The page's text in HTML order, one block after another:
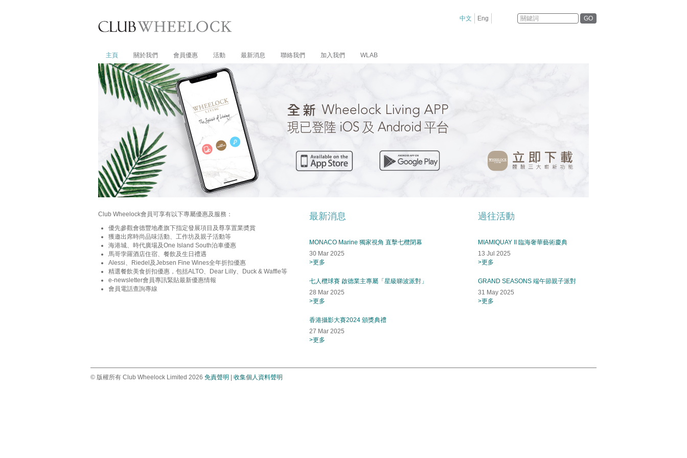
中文 Eng GO
主頁 關於我們 會員優惠 活動 最新消息 聯絡我們 加入我們 WLAB
Club Wheelock會員可享有以下專屬優惠及服務：
優先參觀會德豐地產旗下指定發展項目及尊享置業奬賞
獲邀出席時尚品味活動、工作坊及親子活動等
海港城、時代廣場及One Island South泊車優惠
馬哥孛羅酒店住宿、餐飲及生日禮遇
Alessi、Riedel及Jebsen Fine Wines全年折扣優惠
精選餐飲美食折扣優惠，包括ALTO、Dear Lilly、Duck & Waffle等
e-newsletter會員專訊緊貼最新優惠情報
會員電話查詢專線
最新消息
MONACO Marine 獨家視角 直擊七欖閉幕
30 Mar 2025
>更多
七人欖球賽 啟德業主專屬「星級睇波派對」
28 Mar 2025
>更多
香港攝影大賽2024 頒獎典禮
27 Mar 2025
>更多
過往活動
MIAMIQUAY II 臨海奢華藝術慶典
13 Jul 2025
>更多
GRAND SEASONS 端午節親子派對
31 May 2025
>更多
© 版權所有 Club Wheelock Limited 2026 免責聲明 收集個人資料聲明